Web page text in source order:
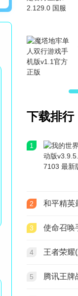
下载排行
1
2
3
4
5